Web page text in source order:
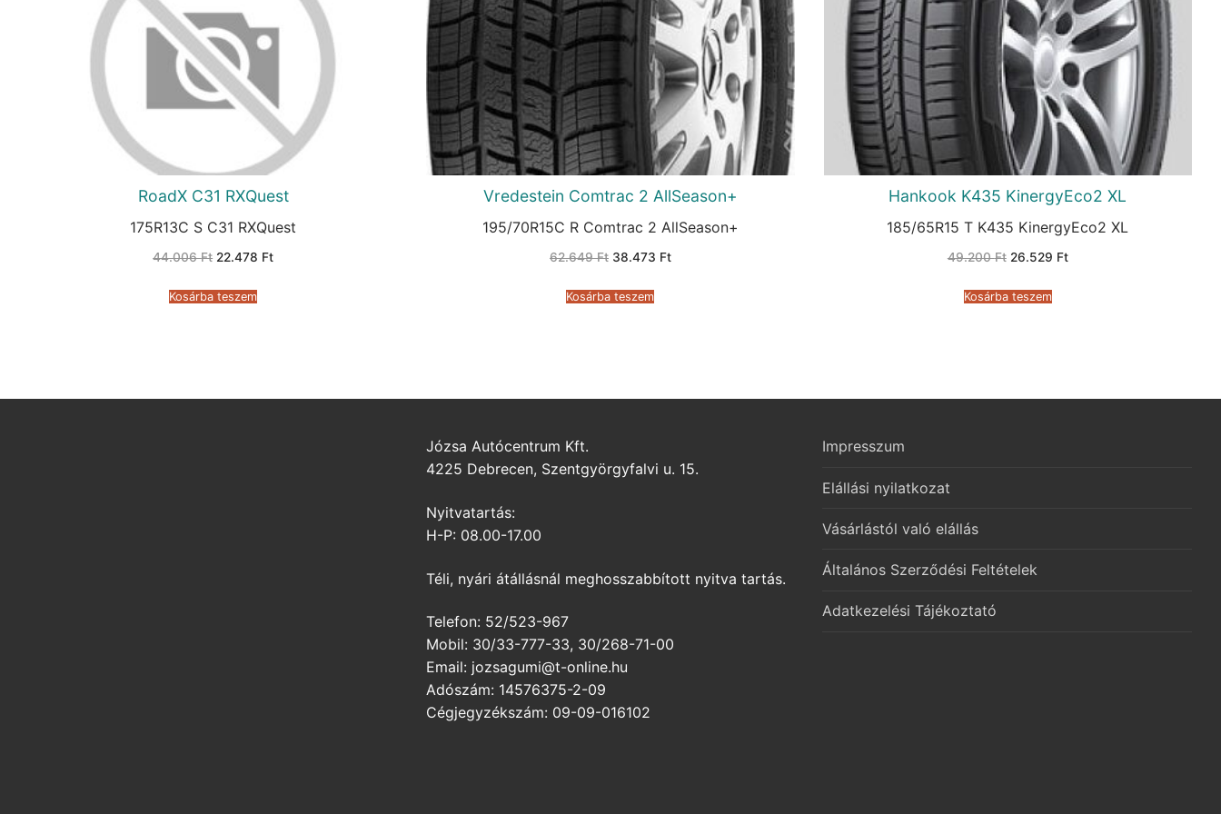
RoadX C31 RXQuest
175R13C S C31 RXQuest
44.006Ft Original
44.006 Ft.
22.478 FtCurrent
Kosárba teszem
Vredestein Comtrac 2 AllSeason+
195/70R15C R Comtrac 2 AllSeason+
62.649Ft Original
62.649 Ft.
38.473 FtCurrent
Kosárba teszem
Hankook K435 KinergyEco2 XL
185/65R15 T K435 KinergyEco2 XL
49.200Ft Original
49.200 Ft.
26.529 FtCurrent
Kosárba teszem
Józsa Autócentrum Kft.
4225 Debrecen, Szentgyörgyfalvi u. 15.
Nyitvatartás:
H-P: 08.00-17.00
Téli, nyári átállásnál meghosszabbított nyitva tartás.
Telefon: 52/523-967
Mobil: 30/33-777-33, 30/268-71-00
Email: jozsagumi@t-online.hu
Adószám: 14576375-2-09
Cégjegyzékszám: 09-09-016102
Impresszum
Elállási nyilatkozat
Vásárlástól való elállás
Általános Szerződési Feltételek
Adatkezelési Tájékoztató